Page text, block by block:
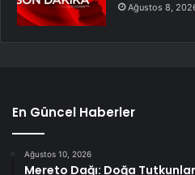
Ağustos 8,
En Güncel Haberler
Ağustos 10, 2026
Mereto Dağı: Doğa